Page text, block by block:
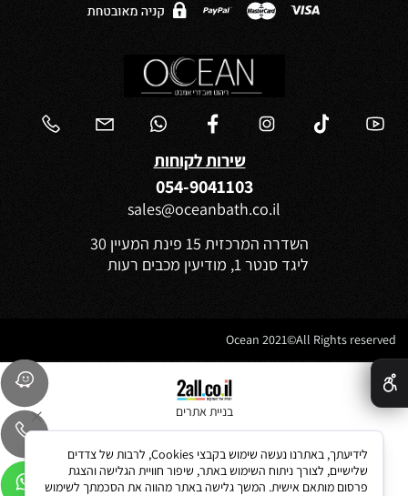
שירות לקוחות
054-9041103
sales@oceanbath.co.il
השדרה המרכזית 15 פינת המעיין 30
ליגד סנטר 1, מודיעין מכבים רעות
בניית אתרים
לידיעתך, באתרנו נעשה שימוש בקבצי Cookies, לרבות של צדדים
שלישיים, לצורך ניתוח השימוש באתר, שיפור חוויית הגלישה והצגת
פרסום מותאם אישית. המשך גלישה באתר מהווה את הסכמתך לשימוש